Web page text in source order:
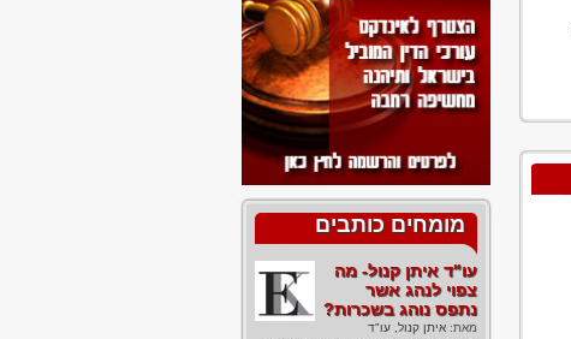
מומחים כותבים
עו"ד איתן קנול- מה
צפוי לנהג אשר
נתפס נוהג בשכרות?
מאת: איתן קנול, עו"ד